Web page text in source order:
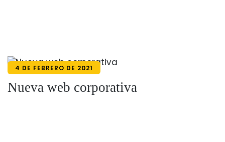
4 DE FEBRERO DE 2021
Nueva web corporativa